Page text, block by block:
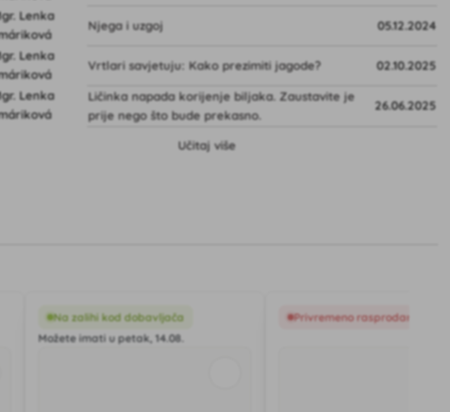
Njega i uzgoj 05.12.2024
Vrtlari savjetuju: Kako prezimiti jagode? 02.10.2025
Ličinka napada korijenje biljaka. Zaustavite je
prije nego što bude prekasno.
26.06.2025
Učitaj više
Na zalihi kod dobavljača
Možete imati u petak, 14.08.
Privremeno rasprodano